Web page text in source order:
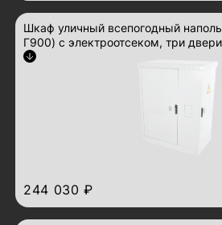
Шкаф уличный всепогодный
Г900) с электроотсеком, три двери
развернуть описание
Арт.: ШТВ-2-30.10.9-43А3
244 030 ₽